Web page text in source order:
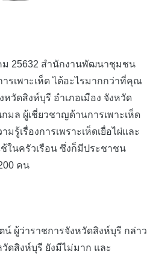
สำนักงานพัฒนาชุมชน
รเพาะเห็ด ได้อะไรมากกว่าที่คุณ
วัดสิงห์บุรี อำเภอเมือง จังหวัด
มล ผู้เชี่ยวชาญด้านการเพาะเห็ด
รู้เรื่องการเพราะเห็ดเยื่อไผ่และ
ในครัวเรือน ซึ่งก็มีประชาชน
คน
ว่าราชการจังหวัดสิงห์บุรี กล่าว
ดสิงห์บุรี ยังมีไม่มาก และ